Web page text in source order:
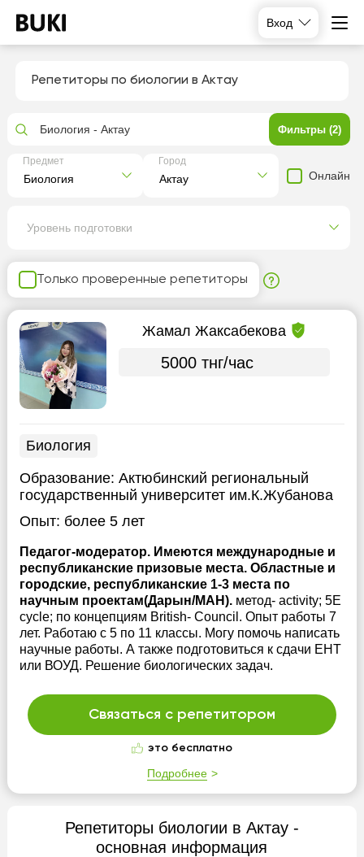
Вход
Репетиторы по биологии в Актау
Только проверенные репетиторы
Жамал Жаксабекова
5000 тнг/час
Биология
Образование: Актюбинский региональный
государственный университет им.К.Жубанова
Опыт: более 5 лет
Педагог-модератор. Имеются международные и
республиканские призовые места. Областные и
городские, республиканские 1-3 места по
научным проектам(Дарын/МАН). метод- activity; 5E
cycle; по концепциям British- Council. Опыт работы 7
лет. Работаю с 5 по 11 классы. Могу помочь написать
научные работы. А также подготовиться к сдачи ЕНТ
или ВОУД. Решение биологических задач.
Связаться с репетитором
это бесплатно
Подробнее
Репетиторы биологии в Актау -
основная информация
Биология - Актау Фильтры (2)
Предмет Город
Онлайн
Уровень подготовки